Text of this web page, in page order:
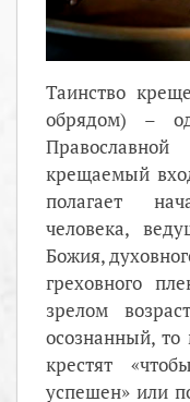
Таинство
обрядом) –
крещаемый
полагает
человека,
Божия,
греховного
зрелом
осознанный, то
крестят
успешен» или